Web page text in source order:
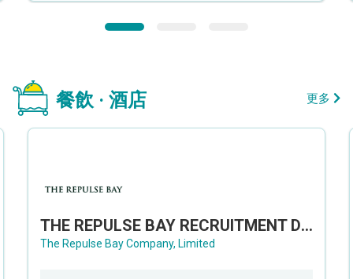
餐飲 · 酒店 更多
THE REPULSE BAY RECRUITMENT DAY 淺水灣影灣園人才招聘會
The Repulse Bay Company, Limited